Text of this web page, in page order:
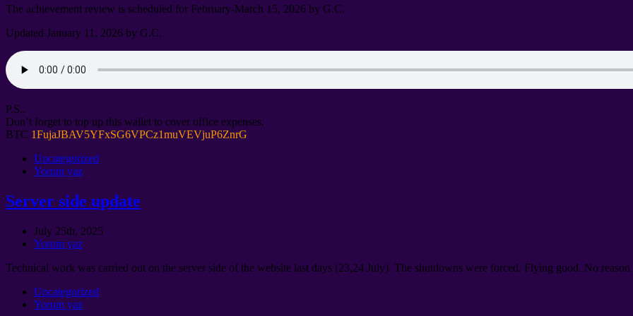
The achievement review is scheduled for February-March 15, 2026 by G.C.
Updated January 11, 2026 by G.C.
P.S..
Don’t forget to top up this wallet to cover office expenses.
BTC 1FujaJBAV5YFxSG6VPCz1muVEVjuP6ZnrG
Uncategorized
Yorum yaz
Server side update
July 25th, 2025
Yorum yaz
Technical work was carried out on the server side of the website last days (23,24 July). The shutdowns were forced. Flying good. No
Uncategorized
Yorum yaz